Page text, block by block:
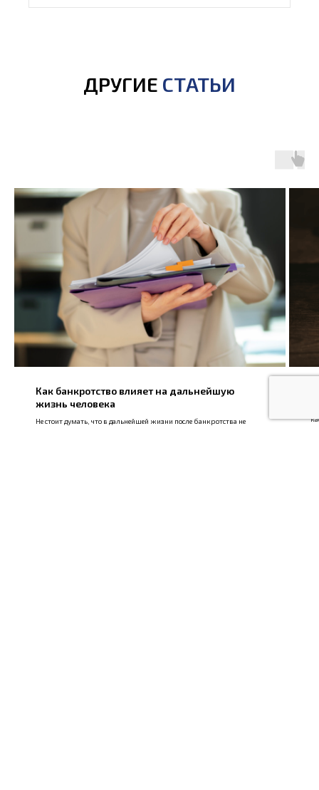
ДРУГИЕ СТАТЬИ
Как банкротство влияет на дальнейшую
жизнь человека
Не стоит думать, что в дальнейшей жизни после банкротства не